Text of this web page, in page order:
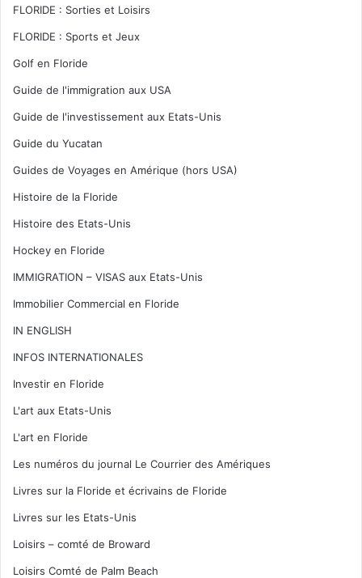
FLORIDE : Sorties et Loisirs
FLORIDE : Sports et Jeux
Golf en Floride
Guide de l'immigration aux USA
Guide de l'investissement aux Etats-Unis
Guide du Yucatan
Guides de Voyages en Amérique (hors USA)
Histoire de la Floride
Histoire des Etats-Unis
Hockey en Floride
IMMIGRATION – VISAS aux Etats-Unis
Immobilier Commercial en Floride
IN ENGLISH
INFOS INTERNATIONALES
Investir en Floride
L'art aux Etats-Unis
L'art en Floride
Les numéros du journal Le Courrier des Amériques
Livres sur la Floride et écrivains de Floride
Livres sur les Etats-Unis
Loisirs – comté de Broward
Loisirs Comté de Palm Beach